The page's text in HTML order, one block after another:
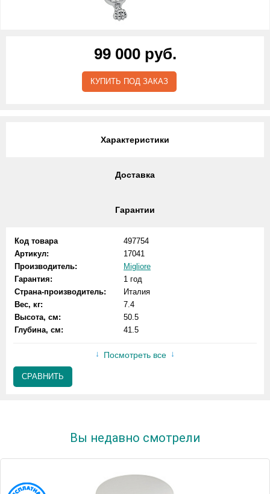
99 000 руб.
КУПИТЬ ПОД ЗАКАЗ
Характеристики
Доставка
Гарантии
Код товара
497754
Артикул:
17041
Производитель:
Migliore
Гарантия:
1 год
Страна-производитель:
Италия
Вес, кг:
7.4
Высота, см:
50.5
Глубина, см:
41.5
Посмотреть все
СРАВНИТЬ
Вы недавно смотрели